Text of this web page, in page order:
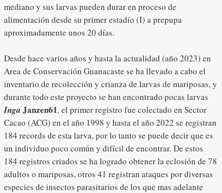
mediano y sus larvas pueden durar en proceso de
alimentación desde su primer estadío (I) a prepupa
aproximadamente unos 20 días.
Desde hace varios años y hasta la actualidad (año 2023) en
Area de Conservación Guanacaste se ha llevado a cabo el
inventario de recolección y crianza de larvas de mariposas, y
durante todo este proyecto se han encontrado pocas larvas
Inga Janzen61, el primer registro fue colectado en Sector
Cacao (ACG) en el año 1998 y hasta el año 2022 se registran
184 records de esta larva, por lo tanto se puede decir que es
un individuo poco común y difícil de encontrar. De estos
184 registros criados se ha logrado obtener la eclosión de 78
adultos o mariposas, otros 41 registran ataques por diversas
especies de insectos parasitarios de los que mas adelante